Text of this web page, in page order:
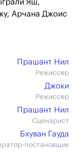
Яш,
Арчана Джоис
Прашант Нил
Режиссер
Джоки
Режиссер
Прашант Нил
Сценарист
Бхуван Гауда
постановщик